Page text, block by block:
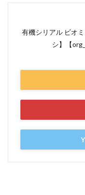
有機シリアル ビオ
シ】【